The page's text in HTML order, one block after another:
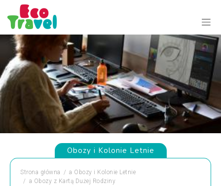
Obozy i Kolonie Letnie
Strona główna a Obozy i Kolonie Letnie
a Obozy z Kartą Dużej Rodziny